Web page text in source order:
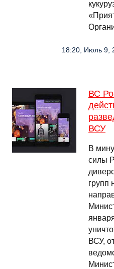
18:20, Июль 9,
ВС
ВСУ
В
силы
групп
ВСУ,